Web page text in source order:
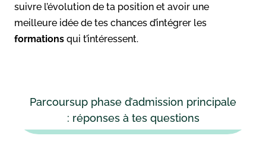
suivre l’évolution de ta position et avoir une
meilleure idée de tes chances d’intégrer les
formations qui t’intéressent.
Parcoursup phase d’admission principale
: réponses à tes questions